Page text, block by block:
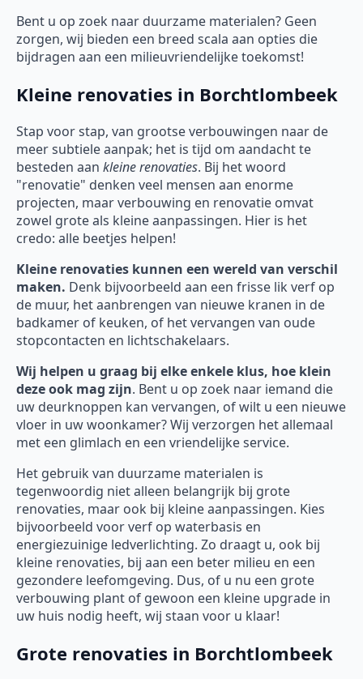
Bent u op zoek naar duurzame materialen? Geen
zorgen, wij bieden een breed scala aan opties die
bijdragen aan een milieuvriendelijke toekomst!
Kleine renovaties in Borchtlombeek
Stap voor stap, van grootse verbouwingen naar de
meer subtiele aanpak; het is tijd om aandacht te
besteden aan kleine renovaties. Bij het woord
"renovatie" denken veel mensen aan enorme
projecten, maar verbouwing en renovatie omvat
zowel grote als kleine aanpassingen. Hier is het
credo: alle beetjes helpen!
Kleine renovaties kunnen een wereld van verschil
maken. Denk bijvoorbeeld aan een frisse lik verf op
de muur, het aanbrengen van nieuwe kranen in de
badkamer of keuken, of het vervangen van oude
stopcontacten en lichtschakelaars.
Wij helpen u graag bij elke enkele klus, hoe klein
deze ook mag zijn. Bent u op zoek naar iemand die
uw deurknoppen kan vervangen, of wilt u een nieuwe
vloer in uw woonkamer? Wij verzorgen het allemaal
met een glimlach en een vriendelijke service.
Het gebruik van duurzame materialen is
tegenwoordig niet alleen belangrijk bij grote
renovaties, maar ook bij kleine aanpassingen. Kies
bijvoorbeeld voor verf op waterbasis en
energiezuinige ledverlichting. Zo draagt u, ook bij
kleine renovaties, bij aan een beter milieu en een
gezondere leefomgeving. Dus, of u nu een grote
verbouwing plant of gewoon een kleine upgrade in
uw huis nodig heeft, wij staan voor u klaar!
Grote renovaties in Borchtlombeek